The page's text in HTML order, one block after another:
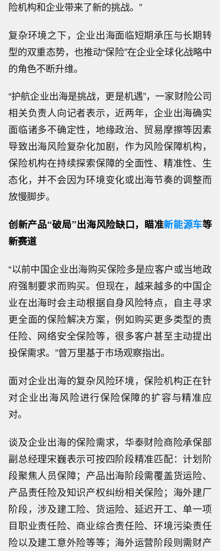
险机构和企业带来了新的挑战。”
复杂环境之下，企业出海面临短期承压与长期转
型的双重态势，也推动“保险”在企业全球化战略中
的角色不断升维。
“护航企业出海是挑战，更是机遇”，一家财险公司
相关负责人向记者表示，近两年，企业出海确实
面临诸多不确定性，地缘政治、贸易摩擦等因素
导致出海风险复杂化加剧，作为风险保障机构，
保险机构在持续探索保障的全面性、精准性、生
态化，并不会因为环境变化或出海节奏的调整而
放慢脚步。
创新产品“破局”出海风险缺口，瞄准新能源车等
新赛道
“以前中国企业出海购买保险多是应客户或当地政
府强制要求而购买。但现在，越来越多的中国企
业在出海时会主动根据自身风险特点，自主寻求
更全面的保险解决方案，例如购买更多类型的责
任险、网络安全保险等，很多客户甚至主动提出
投保需求。”曾万里基于市场观察指出。
面对企业出海的复杂风险环境，保险机构正在针
对企业出海风险进行保险保障的扩容与精准应
对。
谈及企业出海的保险需求，华泰财险商险承保部
副总经理宋巍表示可按四阶段精准匹配：计划阶
段聚焦人员保障；产品出海阶段需覆盖货运险、
产品责任险及知识产权纠纷相关保险；海外建厂
阶段，涉及建工险、货运险、延迟开工、单一项
目职业责任险、商业综合责任险、环境污染责任
险以及建工意外险等等；海外运营阶段则需财产